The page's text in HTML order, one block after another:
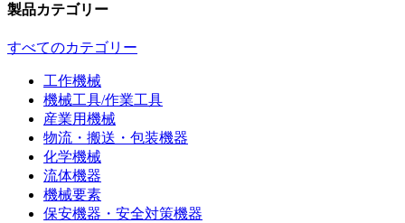
製品カテゴリー
すべてのカテゴリー
工作機械
機械工具/作業工具
産業用機械
物流・搬送・包装機器
化学機械
流体機器
機械要素
保安機器・安全対策機器